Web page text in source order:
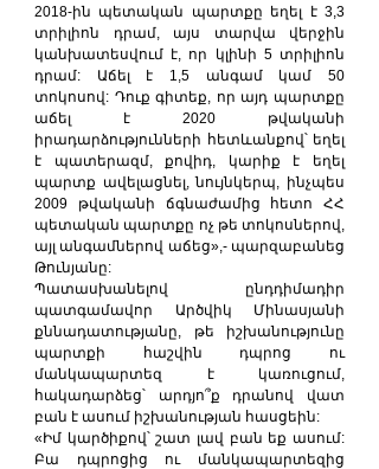
2018-ին պետական պարտքը եղել է 3,3
տրիլիոն դրամ, այս տարվա վերջին
կանխատեսվում է, որ կլինի 5 տրիլիոն
դրամ: Աճել է 1,5 անգամ կամ 50
տոկոսով: Դուք գիտեք, որ այդ պարտքը
աճել է 2020 թվականի
իրադարձությունների հետևանքով՝ եղել
է պատերազմ, քովիդ, կարիք է եղել
պարտք ավելացնել, նույնկերպ, ինչպես
2009 թվականի ճգնաժամից հետո ՀՀ
պետական պարտքը ոչ թե տոկոսներով,
այլ անգամներով աճեց»,- պարզաբանեց
Թունյանը:
Պատասխանելով ընդդիմադիր
պատգամավոր Արծվիկ Մինասյանի
քննադատությանը, թե իշխանությունը
պարտքի հաշվին դպրոց ու
մանկապարտեզ է կառուցում,
հակադարձեց՝ արդյո՞ք դրանով վատ
բան է ասում իշխանության հասցեին:
«Իմ կարծիքով՝ շատ լավ բան եք ասում:
Բա դպրոցից ու մանկապարտեզից